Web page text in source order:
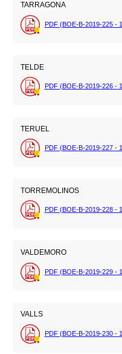
TARRAGONA
PDF (BOE-B-2019-225 - 1
TELDE
PDF (BOE-B-2019-226 - 1
TERUEL
PDF (BOE-B-2019-227 - 1
TORREMOLINOS
PDF (BOE-B-2019-228 - 1
VALDEMORO
PDF (BOE-B-2019-229 - 1
VALLS
PDF (BOE-B-2019-230 - 1